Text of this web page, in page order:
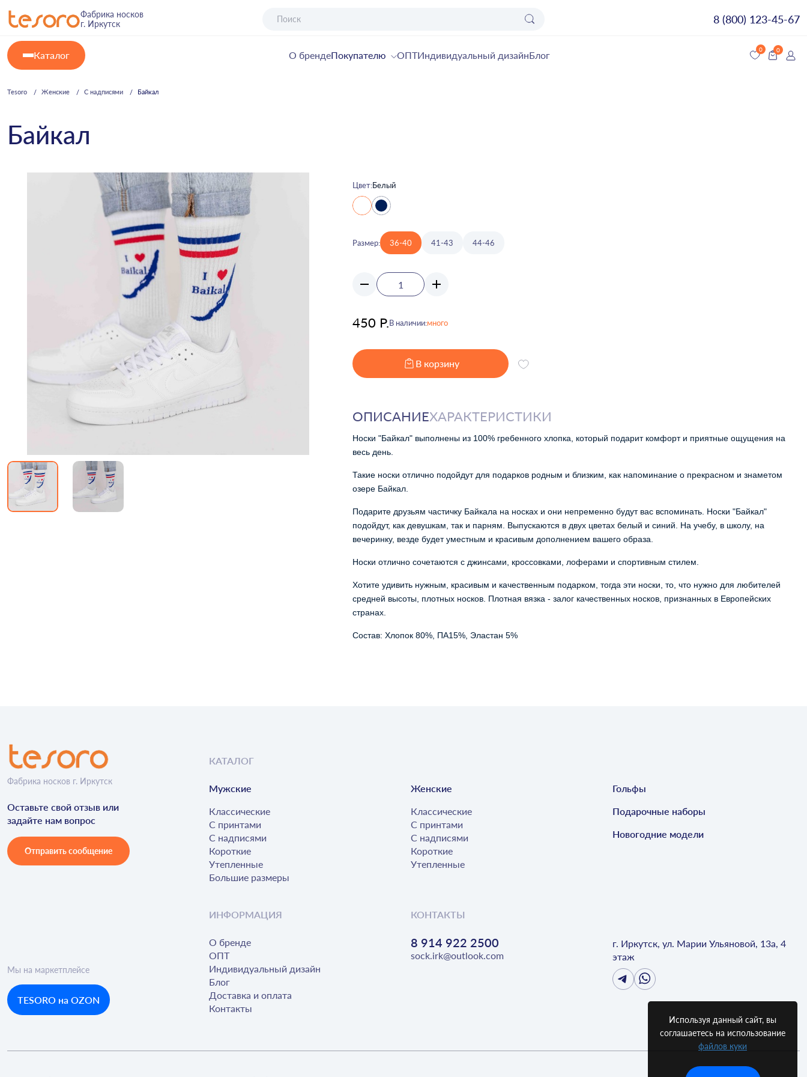
Используя данный сайт, вы
соглашаетесь на использование
файлов куки
Фабрика носков
г. Иркутск
8 (800) 123-45-67
Каталог О брендеПокупателю ОПТИндивидуальный дизайнБлог
Tesoro Женские С надписями Байкал
Байкал
Цвет:Белый
Размер: 36-40 41-43 44-46
450 Р.В наличии:много
В корзину
ОПИСАНИЕХАРАКТЕРИСТИКИ
Носки "Байкал" выполнены из 100% гребенного хлопка, который подарит комфорт и приятные ощущения на
весь день.
Такие носки отлично подойдут для подарков родным и близким, как напоминание о прекрасном и знаметом
озере Байкал.
Подарите друзьям частичку Байкала на носках и они непременно будут вас вспоминать. Носки "Байкал"
подойдут, как девушкам, так и парням. Выпускаются в двух цветах белый и синий. На учебу, в школу, на
вечеринку, везде будет уместным и красивым дополнением вашего образа.
Носки отлично сочетаются с джинсами, кроссовками, лоферами и спортивным стилем.
Хотите удивить нужным, красивым и качественным подарком, тогда эти носки, то, что нужно для любителей
средней высоты, плотных носков. Плотная вязка - залог качественных носков, признанных в Европейских
странах.
Состав: Хлопок 80%, ПА15%, Эластан 5%
Фабрика носков г. Иркутск
Оставьте свой отзыв или
задайте нам вопрос
Отправить сообщение
Мы на маркетплейсе
TESORO на OZON
КАТАЛОГ
Мужские
Классические
С принтами
С надписями
Короткие
Утепленные
Большие размеры
Женские
Классические
С принтами
С надписями
Короткие
Утепленные
Гольфы
Подарочные наборы
Новогодние модели
ИНФОРМАЦИЯ
О бренде
ОПТ
Индивидуальный дизайн
Блог
Доставка и оплата
Контакты
КОНТАКТЫ
8 914 922 2500
sock.irk@outlook.com
г. Иркутск, ул. Марии Ульяновой, 13а, 4
этаж